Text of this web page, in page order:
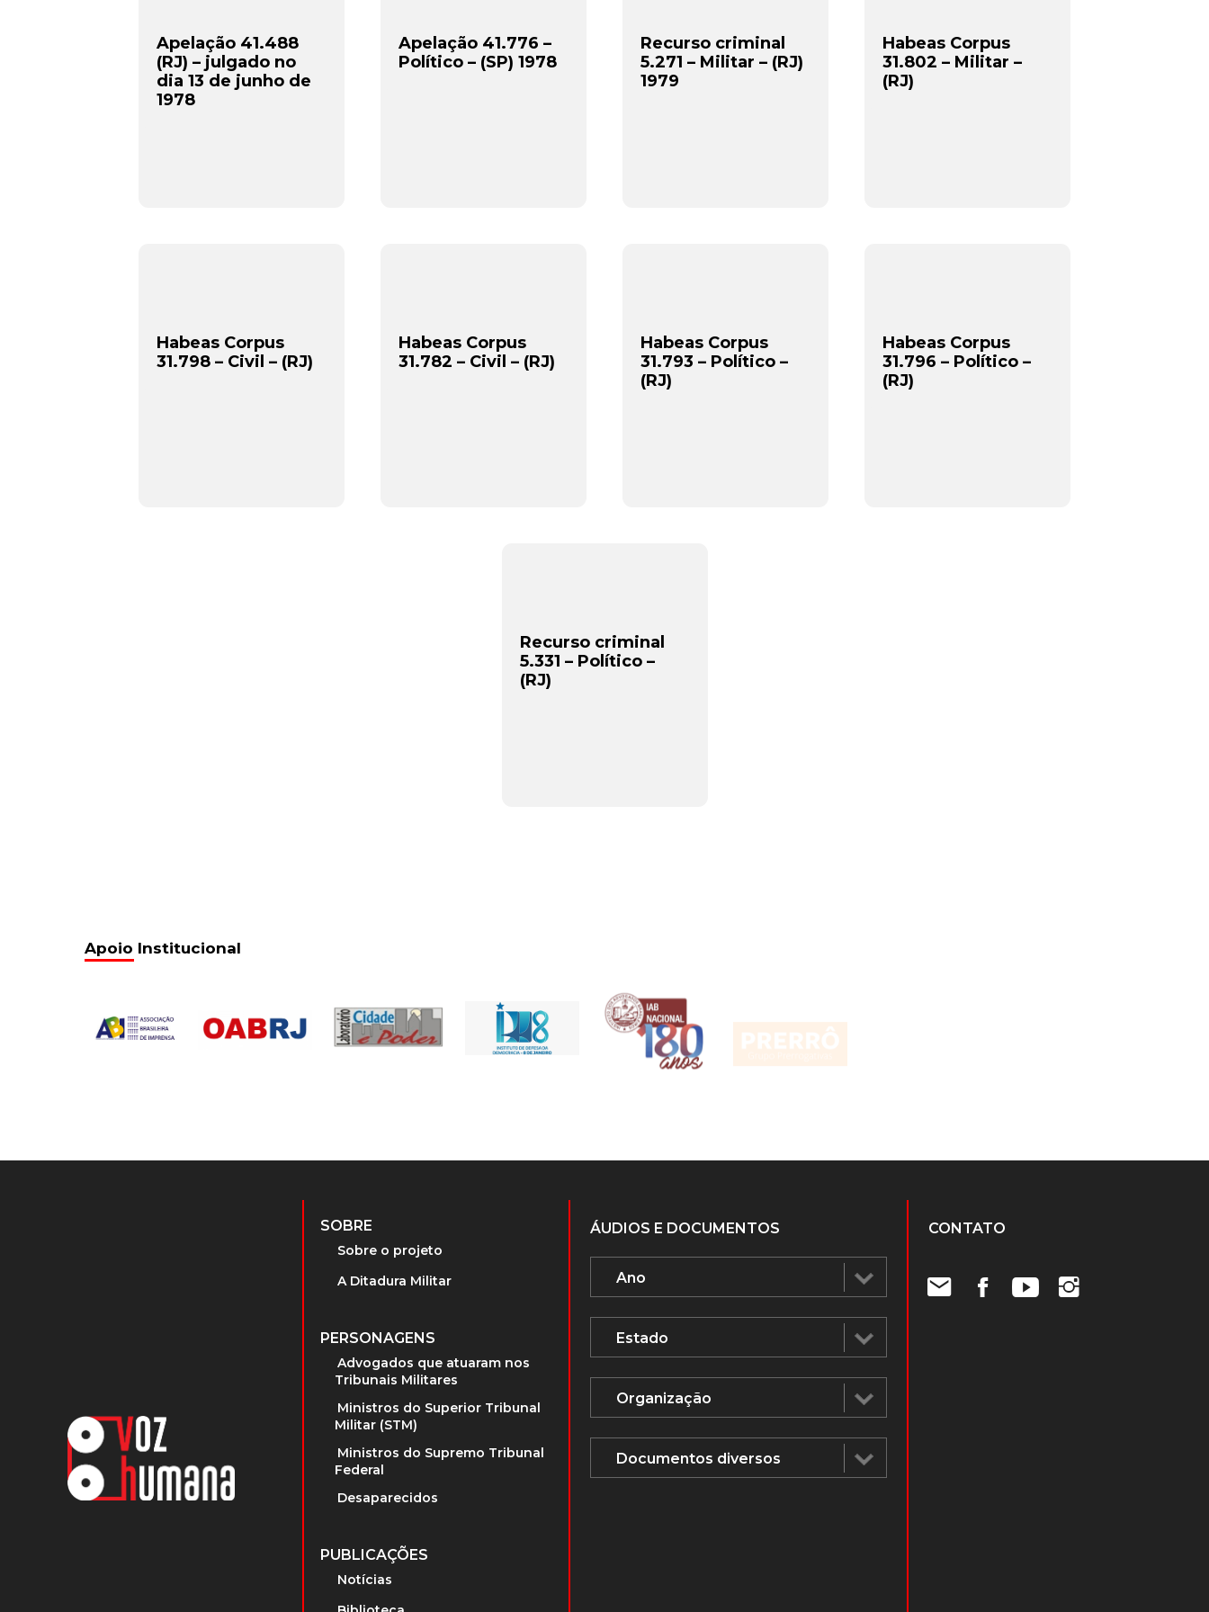
Apelação 41.488
(RJ) – julgado no
dia 13 de junho de
1978
Apelação 41.776 –
Político – (SP) 1978
Recurso criminal
5.271 – Militar – (RJ)
1979
Habeas Corpus
31.802 – Militar –
(RJ)
Habeas Corpus
31.798 – Civil – (RJ)
Habeas Corpus
31.782 – Civil – (RJ)
Habeas Corpus
31.793 – Político –
(RJ)
Habeas Corpus
31.796 – Político –
(RJ)
Recurso criminal
5.331 – Político –
(RJ)
Apoio Institucional
SOBRE
Sobre o projeto
A Ditadura Militar
PERSONAGENS
Advogados que atuaram nos
Tribunais Militares
Ministros do Superior Tribunal
Militar (STM)
Ministros do Supremo Tribunal
Federal
Desaparecidos
PUBLICAÇÕES
Notícias
ÁUDIOS E DOCUMENTOS CONTATO